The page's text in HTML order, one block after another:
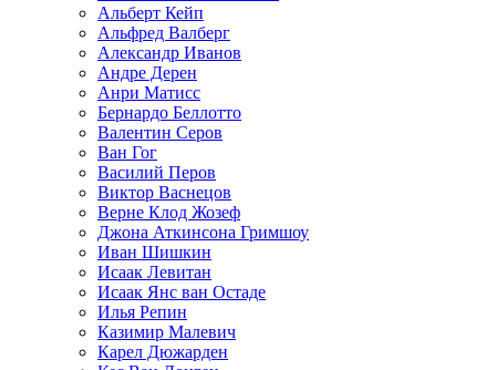
Альберт Кейп
Альфред Валберг
Александр Иванов
Андре Дерен
Анри Матисс
Бернардо Беллотто
Валентин Серов
Ван Гог
Василий Перов
Виктор Васнецов
Верне Клод Жозеф
Джона Аткинсона Гримшоу
Иван Шишкин
Исаак Левитан
Исаак Янс ван Остаде
Илья Репин
Казимир Малевич
Карел Дюжарден